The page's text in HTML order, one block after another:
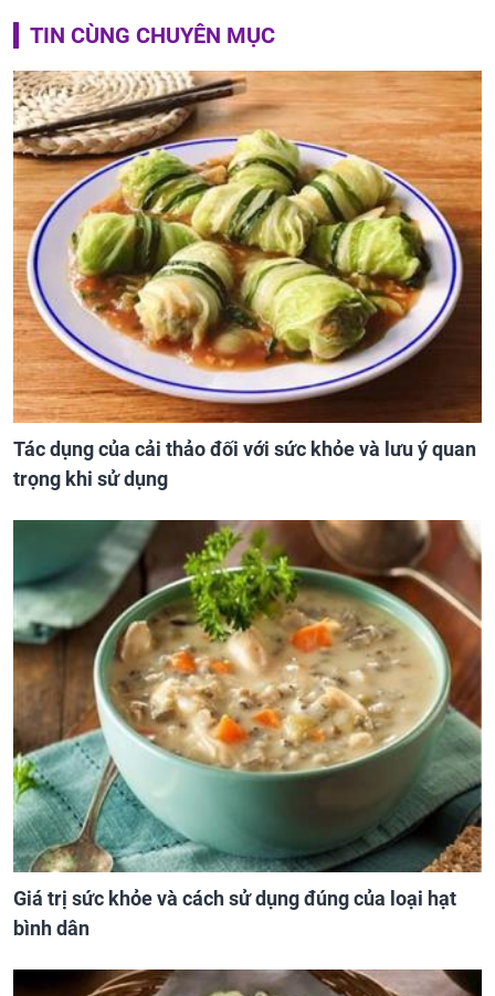
TIN CÙNG CHUYÊN MỤC
Tác dụng của cải thảo đối với sức khỏe và lưu ý quan
trọng khi sử dụng
Giá trị sức khỏe và cách sử dụng đúng của loại hạt
bình dân